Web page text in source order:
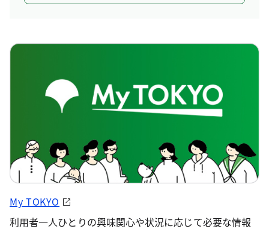
My TOKYO
利用者一人ひとりの興味関心や状況に応じて必要な情報